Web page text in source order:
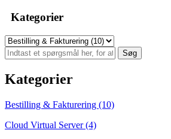
Kategorier
Kategorier
Bestilling & Fakturering (10)
Cloud Virtual Server (4)